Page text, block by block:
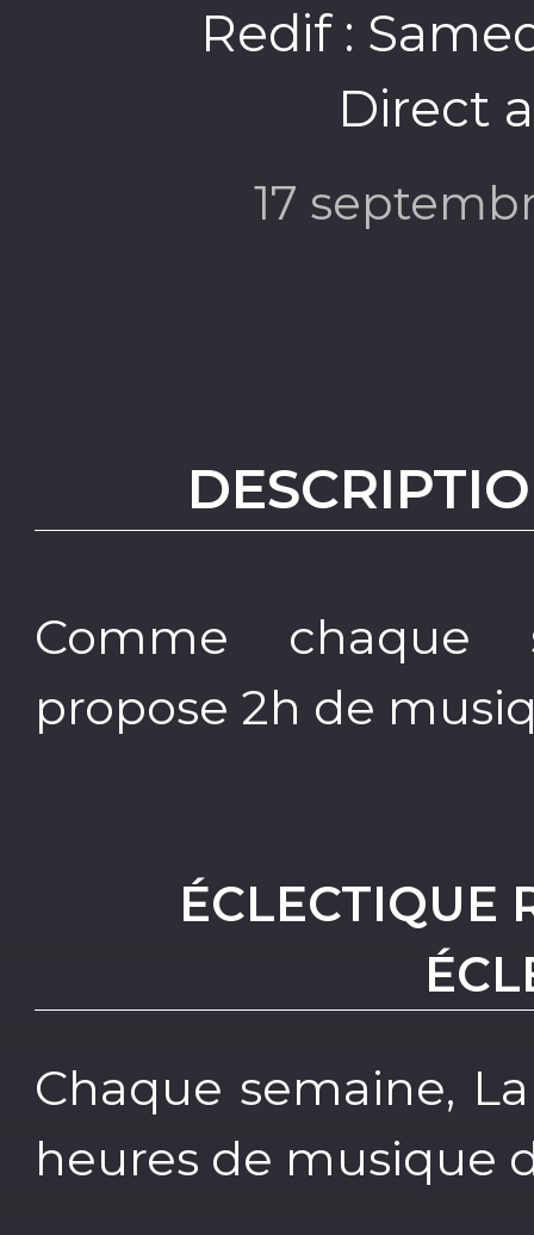
Redif :
Direct
17
Comme chaque
propose 2h de
ÉCLECTIQUE
Chaque semaine,
heures de musique